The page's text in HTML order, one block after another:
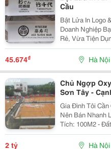
Cầu
Bật Lửa In Logo
Doanh Nghiệp Bạn Đang Tìm Một Món Quà Tặng Vừa
Rẻ, Vừa Tiện
Đến Mình? Bật Lửa In Theo Yêu Cầu Chính Là Câu Trả
Lời
45.674₫ Hà Nội
Chủ Ngợp
Sơn Tây -
Gia Đình Tôi Cần
Nên Bán Nhanh
Tích: 100M2 - Đất Ở Hoàn
Nối Giao Thông
5-10
2 tỷ Hà Nội